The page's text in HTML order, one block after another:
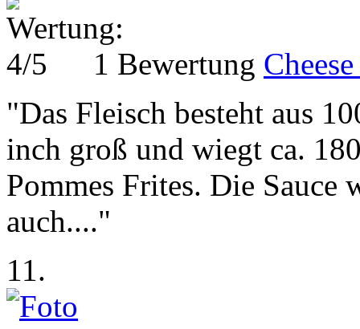
1 Bewertung
"Das Fleisch besteht aus
inch groß und wiegt ca.
Pommes Frites. Die Sauce
auch...."
11.